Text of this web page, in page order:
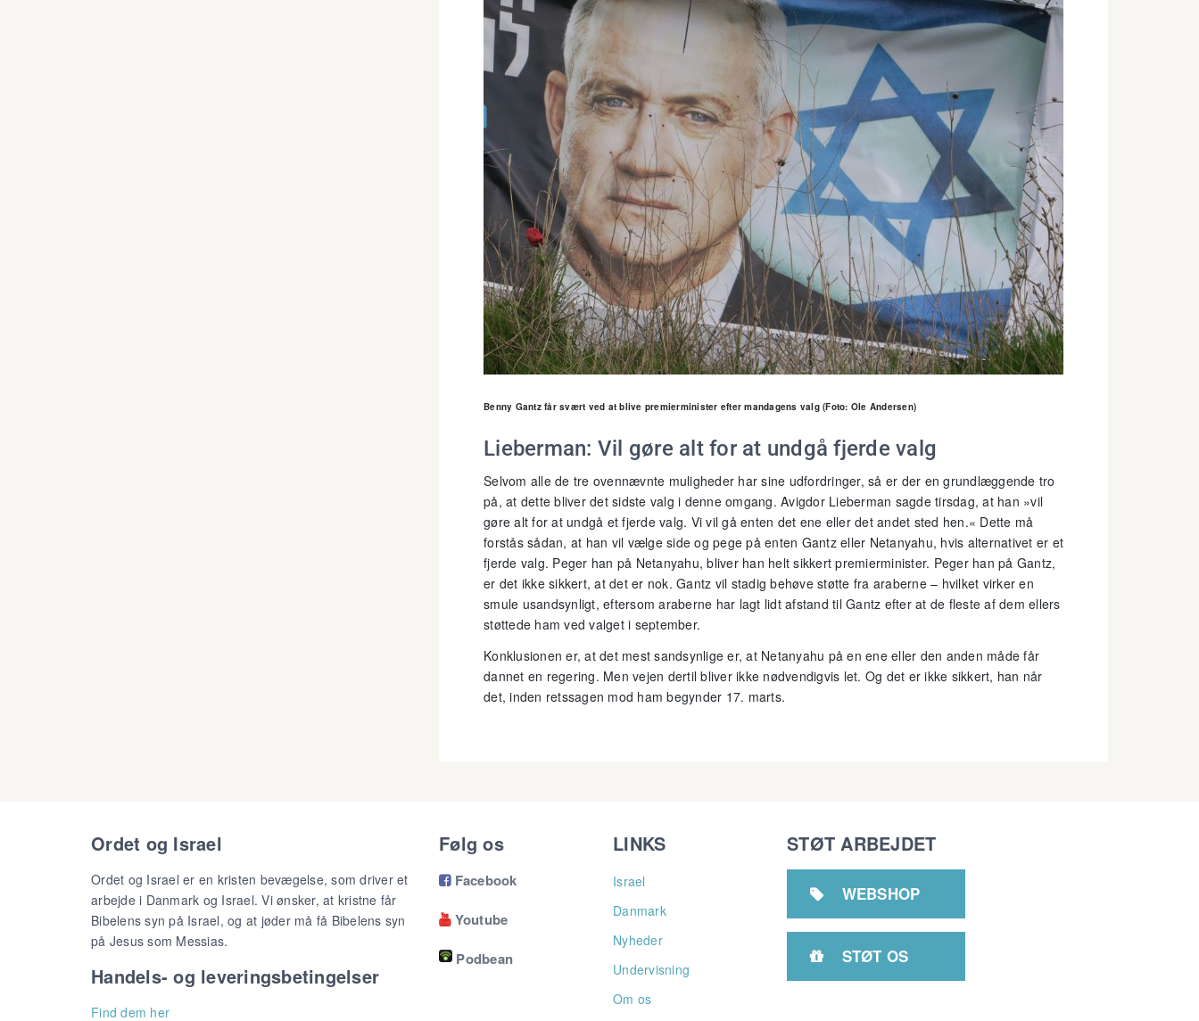
Benny Gantz får svært ved at blive premierminister efter mandagens valg (Foto: Ole Andersen)
Lieberman: Vil gøre alt for at undgå fjerde valg
Selvom alle de tre ovennævnte muligheder har sine udfordringer, så er der en grundlæggende tro
på, at dette bliver det sidste valg i denne omgang. Avigdor Lieberman sagde tirsdag, at han »vil
gøre alt for at undgå et fjerde valg. Vi vil gå enten det ene eller det andet sted hen.« Dette må
forstås sådan, at han vil vælge side og pege på enten Gantz eller Netanyahu, hvis alternativet er et
fjerde valg. Peger han på Netanyahu, bliver han helt sikkert premierminister. Peger han på Gantz,
er det ikke sikkert, at det er nok. Gantz vil stadig behøve støtte fra araberne – hvilket virker en
smule usandsynligt, eftersom araberne har lagt lidt afstand til Gantz efter at de fleste af dem ellers
støttede ham ved valget i september.
Konklusionen er, at det mest sandsynlige er, at Netanyahu på en ene eller den anden måde får
dannet en regering. Men vejen dertil bliver ikke nødvendigvis let. Og det er ikke sikkert, han når
det, inden retssagen mod ham begynder 17. marts.
Ordet og Israel
Ordet og Israel er en kristen bevægelse, som driver et
arbejde i Danmark og Israel. Vi ønsker, at kristne får
Bibelens syn på Israel, og at jøder må få Bibelens syn
på Jesus som Messias.
Handels- og leveringsbetingelser
Find dem her
Følg os
Facebook
Youtube
Podbean
LINKS
Israel
Danmark
Nyheder
Undervisning
Om os
STØT ARBEJDET
 WEBSHOP
 STØT OS